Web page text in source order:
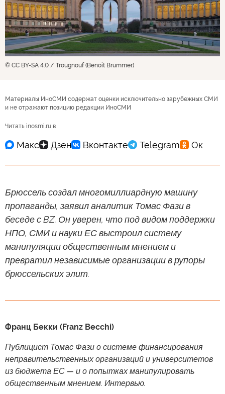
© CC BY-SA 4.0 / Trougnouf (Benoit Brummer)
Материалы ИноСМИ содержат оценки исключительно зарубежных СМИ
и не отражают позицию редакции ИноСМИ
Читать inosmi.ru в
Брюссель создал многомиллиардную машину
пропаганды, заявил аналитик Томас Фази в
беседе с BZ. Он уверен, что под видом поддержки
НПО, СМИ и науки ЕС выстроил систему
манипуляции общественным мнением и
превратил независимые организации в рупоры
брюссельских элит.
Франц Бекки (Franz Becchi)
Публицист Томас Фази о системе финансирования
неправительственных организаций и университетов
из бюджета ЕС — и о попытках манипулировать
общественным мнением. Интервью.